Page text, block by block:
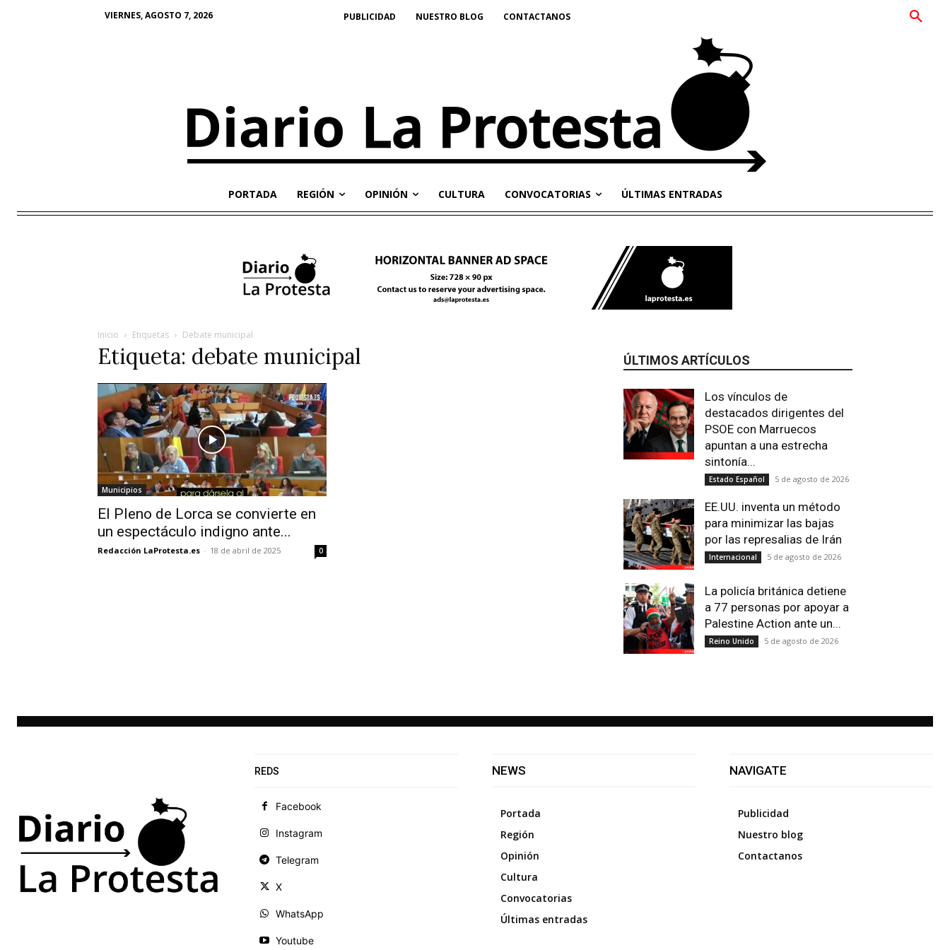
VIERNES, AGOSTO 7, 2026 PUBLICIDAD NUESTRO BLOG CONTACTANOS
PORTADA REGIÓN OPINIÓN CULTURA CONVOCATORIAS ÚLTIMAS ENTRADAS
Inicio Etiquetas Debate municipal
Etiqueta: debate municipal
Municipios
El Pleno de Lorca se convierte en
un espectáculo indigno ante...
Redacción LaProtesta.es - 18 de abril de 2025 0
ÚLTIMOS ARTÍCULOS
Los vínculos de
destacados dirigentes del
PSOE con Marruecos
apuntan a una estrecha
sintonía...
Estado Español 5 de agosto de 2026
EE.UU. inventa un método
para minimizar las bajas
por las represalias de Irán
Internacional 5 de agosto de 2026
La policía británica detiene
a 77 personas por apoyar a
Palestine Action ante un...
Reino Unido 5 de agosto de 2026
REDS
Facebook
Instagram
Telegram
X
WhatsApp
Youtube
NEWS
Portada
Región
Opinión
Cultura
Convocatorias
Últimas entradas
NAVIGATE
Publicidad
Nuestro blog
Contactanos